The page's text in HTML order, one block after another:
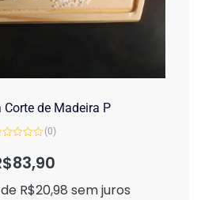
de Madeira P
(0)
83,90
R$20,98 sem juros